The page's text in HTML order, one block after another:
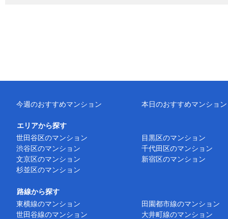
今週のおすすめマンション 本日のおすすめマンション
エリアから探す
世田谷区のマンション
目黒区のマンション
渋谷区のマンション
千代田区のマンション
文京区のマンション
新宿区のマンション
杉並区のマンション
路線から探す
東横線のマンション
田園都市線のマンション
世田谷線のマンション
大井町線のマンション